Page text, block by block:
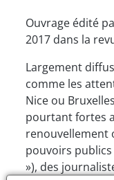
Ouvrage édité
2017 dans la
Largement
comme les
Nice ou
pourtant fortes
renouvellement
pouvoirs
»), des